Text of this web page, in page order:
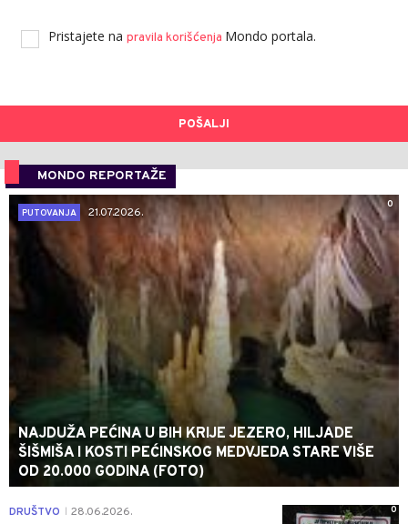
Pristajete na pravila korišćenja Mondo portala.
POŠALJI
MONDO REPORTAŽE
0
PUTOVANJA
21.07.2026.
NAJDUŽA PEĆINA U BIH KRIJE JEZERO, HILJADE
ŠIŠMIŠA I KOSTI PEĆINSKOG MEDVJEDA STARE VIŠE
OD 20.000 GODINA (FOTO)
0
DRUŠTVO 28.06.2026.